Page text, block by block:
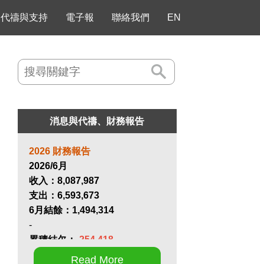
代禱與支持 電子報 聯絡我們 EN
消息與代禱、財務報告
2026 財務報告
2026/6月
收入： 8,087,987
支出： 6,593,673
6月結餘： 1,494,314
-
累積結欠：
-254,418
Read More